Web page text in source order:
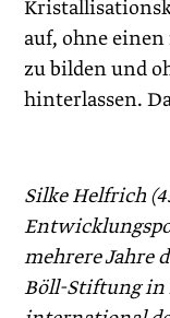
auf, ohne
zu bilden und
hinterlassen.
Silke Helfrich
mehrere Jahre
Böll-Stiftung in